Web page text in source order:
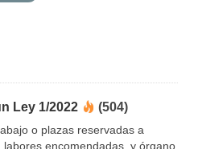
Ley 1/2022 (504)
o plazas reservadas a
encomendadas, y órgano